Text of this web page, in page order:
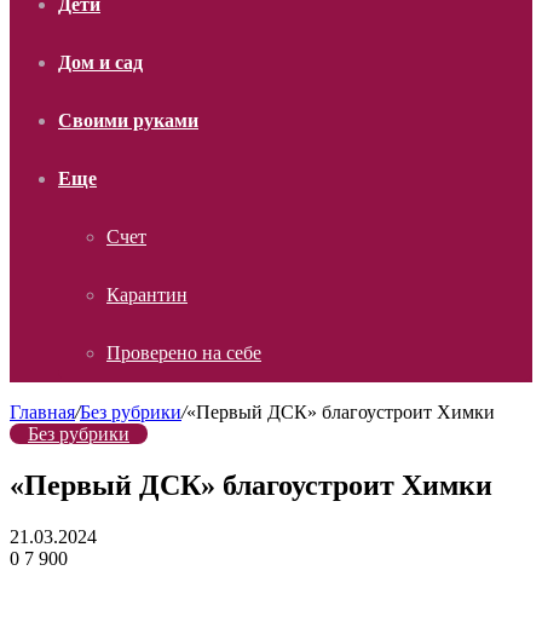
Дети
Дом и сад
Своими руками
Еще
Счет
Карантин
Проверено на себе
Главная/Без рубрики/«Первый ДСК» благоустроит Химки
Без рубрики
«Первый ДСК» благоустроит Химки
21.03.2024
0 7 900